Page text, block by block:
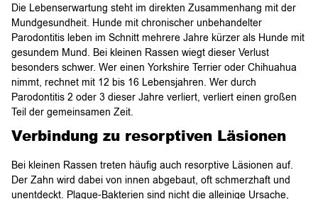
Die Lebenserwartung steht im direkten Zusammenhang mit der
Mundgesundheit. Hunde mit chronischer unbehandelter
Parodontitis leben im Schnitt mehrere Jahre kürzer als Hunde mit
gesundem Mund. Bei kleinen Rassen wiegt dieser Verlust
besonders schwer. Wer einen Yorkshire Terrier oder Chihuahua
nimmt, rechnet mit 12 bis 16 Lebensjahren. Wer durch
Parodontitis 2 oder 3 dieser Jahre verliert, verliert einen großen
Teil der gemeinsamen Zeit.
Verbindung zu resorptiven Läsionen
Bei kleinen Rassen treten häufig auch resorptive Läsionen auf.
Der Zahn wird dabei von innen abgebaut, oft schmerzhaft und
unentdeckt. Plaque-Bakterien sind nicht die alleinige Ursache,